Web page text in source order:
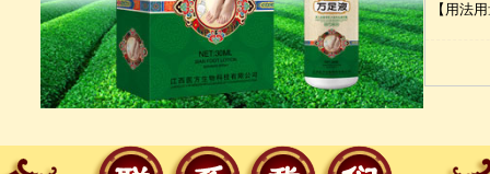
【用法